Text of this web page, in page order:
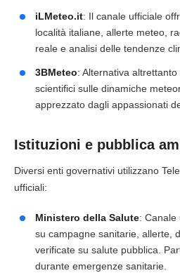
iLMeteo.it: Il canale ufficiale
località italiane, allerte meteo,
reale e analisi delle tendenze
3BMeteo: Alternativa
scientifici sulle dinamiche
apprezzato dagli appassionati
Istituzioni e pubblica
Diversi enti governativi utilizzano
ufficiali:
Ministero della Salute: Canale
su campagne sanitarie, allerte,
verificate su salute pubblica.
durante emergenze sanitarie.